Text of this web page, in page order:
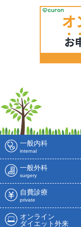
一般内科
internal
一般外科
surgery
自費診療
private
オンライン
ダイエット外来